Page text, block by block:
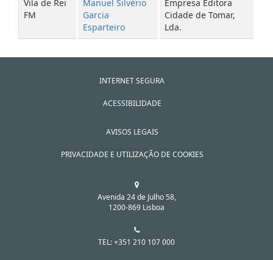
Vila de Rei
FM
Manuel Silvério
Garcia
Esparteiro
Empresa Editora
Cidade de Tomar,
Lda.
INTERNET SEGURA
ACESSIBILIDADE
AVISOS LEGAIS
PRIVACIDADE E UTILIZAÇÃO DE COOKIES
Avenida 24 de Julho 58,
1200-869 Lisboa
TEL: +351 210 107 000